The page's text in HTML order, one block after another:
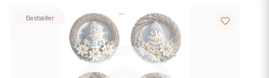
Bestseller